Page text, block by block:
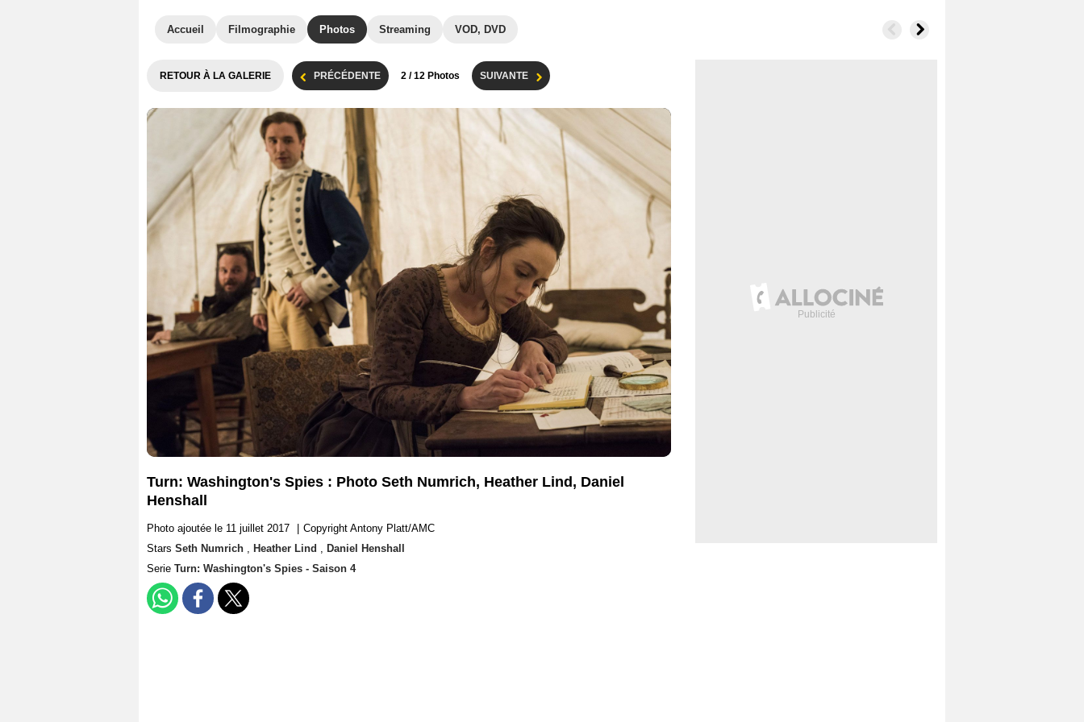
Accueil Filmographie Photos Streaming VOD, DVD
RETOUR À LA GALERIE PRÉCÉDENTE 2 / 12 Photos SUIVANTE
Turn: Washington's Spies : Photo Seth Numrich, Heather Lind, Daniel
Henshall
Photo ajoutée le 11 juillet 2017
Copyright Antony Platt/AMC
Stars Seth Numrich , Heather Lind , Daniel Henshall
Serie Turn: Washington's Spies - Saison 4